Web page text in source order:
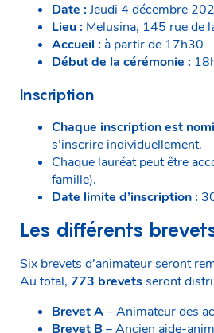
Date : Jeudi 4 décembre
Lieu : Melusina, 145 rue de
Accueil : à partir de 17h30
Début de la cérémonie :
Inscription
Chaque inscription est
s’inscrire individuellement.
Chaque lauréat peut être
famille).
Date limite d’inscription :
Les différents
Six brevets d’animateur seront
Au total, 773 brevetsseront
Brevet A– Animateur des
Brevet B– Ancien aide-